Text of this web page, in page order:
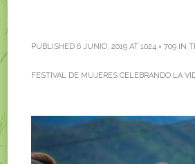
PUBLISHED6 JUNIO, 2019 AT1024 × 709 IN
FESTIVAL DE MUJERES CELEBRANDO LA